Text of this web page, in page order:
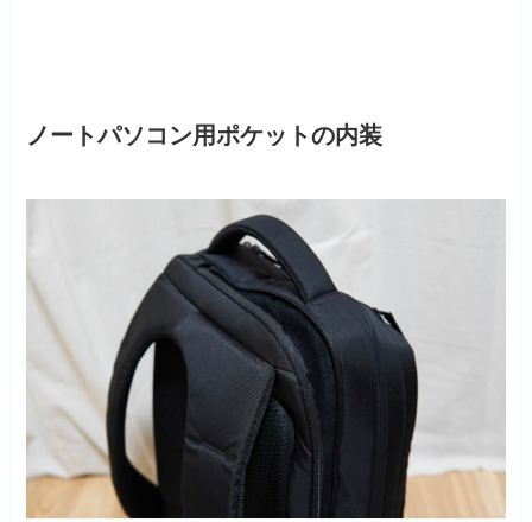
ノートパソコン用ポケットの内装